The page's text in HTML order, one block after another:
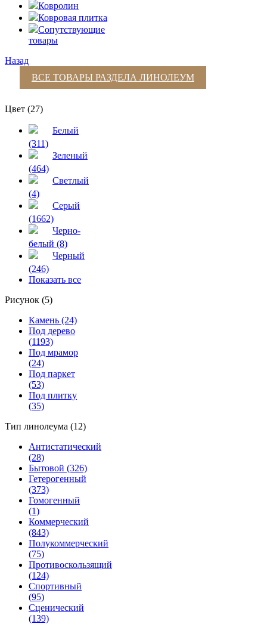
Ковролин
Ковровая плитка
Сопутствующие
товары
Назад
ВСЕ ТОВАРЫ РАЗДЕЛА ЛИНОЛЕУМ
Цвет (27)
Белый
(311)
Зеленый
(464)
Светлый
(4)
Серый
(1662)
Черно-
белый (8)
Черный
(246)
Показать все
Рисунок (5)
Камень (24)
Под дерево
(1193)
Под мрамор
(24)
Под паркет
(53)
Под плитку
(35)
Тип линолеума (12)
Антистатический
(28)
Бытовой (326)
Гетерогенный
(373)
Гомогенный
(1)
Коммерческий
(843)
Полукоммерческий
(75)
Противоскользящий
(124)
Спортивный
(95)
Сценический
(139)